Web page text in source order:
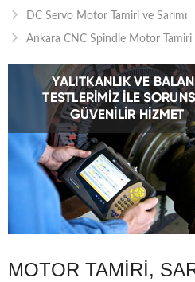
DC Servo Motor Tamiri ve Sarımı
Ankara CNC Spindle Motor Tamiri
MOTOR TAMIRI,